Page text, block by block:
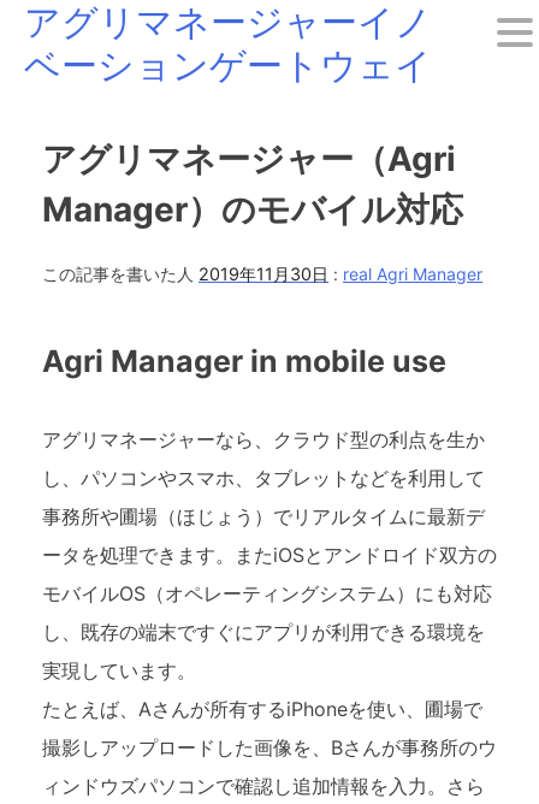
Skipアグリマネージャーイノ
ベーションゲートウェイ
アグリマネージャー（Agri
Manager）のモバイル対応
この記事を書いた人 2019年11月30日 : real Agri Manager
Agri Manager in mobile use
アグリマネージャーなら、クラウド型の利点を生か
し、パソコンやスマホ、タブレットなどを利用して
事務所や圃場（ほじょう）でリアルタイムに最新デ
ータを処理できます。またiOSとアンドロイド双方の
モバイルOS（オペレーティングシステム）にも対応
し、既存の端末ですぐにアプリが利用できる環境を
実現しています。
たとえば、Aさんが所有するiPhoneを使い、圃場で
撮影しアップロードした画像を、Bさんが事務所のウ
ィンドウズパソコンで確認し追加情報を入力。さら